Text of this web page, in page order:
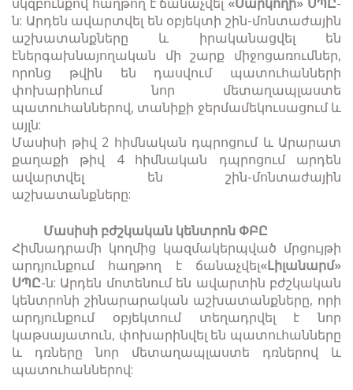
ն: Արդեն ավարտվել են օբյեկտի շին-մոնտաժային
աշխատանքները և իրականացվել են
էներգախնայողական մի շարք միջոցառումներ,
որոնց թվին են դասվում պատուհանների
փոխարինում նոր մետաղապլաստե
պատուհաններով, տանիքի ջերմամեկուսացում և
այլն:
Մասիսի թիվ 2 հիմնական դպրոցում և Արարատ
քաղաքի թիվ 4 հիմնական դպրոցում արդեն
ավարտվել են շին-մոնտաժային
աշխատանքները:
Մասիսի բժշկական կենտրոն ՓԲԸ
Հիմնադրամի կողմից կազմակերպված մրցույթի
արդյունքում հաղթող է ճանաչվել«Լիլանարմ»
ՍՊԸ-ն: Արդեն մոտենում են ավարտին բժշկական
կենտրոնի շինարարական աշխատանքները, որի
արդյունքում օբյեկտում տեղադրվել է նոր
կաթսայատուն, փոխարինվել են պատուհանները
և դռները նոր մետաղապլաստե դռներով և
պատուհաններով: